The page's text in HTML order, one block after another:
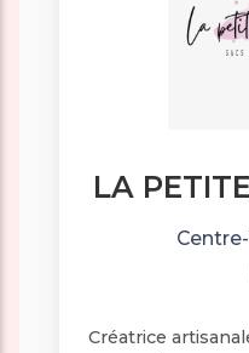
LA
Créatrice